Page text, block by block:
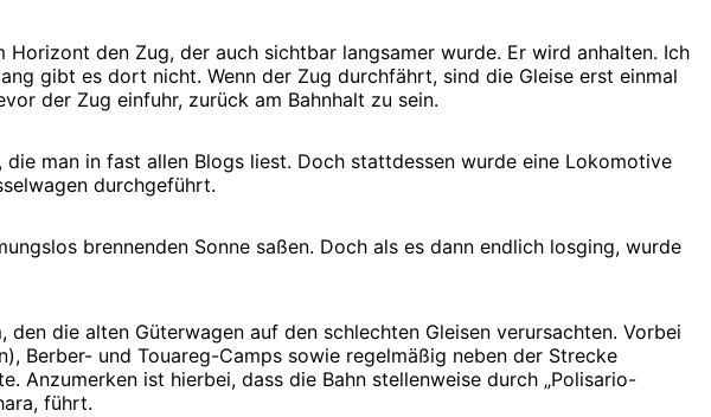
den Zug, der auch sichtbar langsamer wurde. Er wird anhalten. Ich
gibt es dort nicht. Wenn der Zug durchfährt, sind die Gleise erst einmal
der Zug einfuhr, zurück am Bahnhalt zu sein.
man in fast allen Blogs liest. Doch stattdessen wurde eine Lokomotive
durchgeführt.
brennenden Sonne saßen. Doch als es dann endlich losging, wurde
die alten Güterwagen auf den schlechten Gleisen verursachten. Vorbei
Berber- und Touareg-Camps sowie regelmäßig neben der Strecke
Anzumerken ist hierbei, dass die Bahn stellenweise durch „Polisario-
führt.